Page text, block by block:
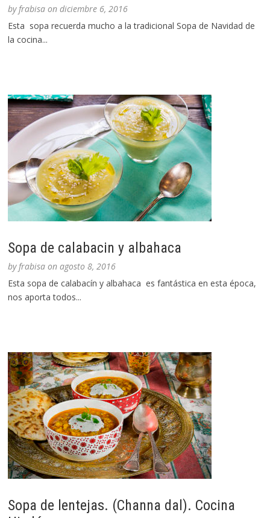
byfrabisa ondiciembre 6, 2016
Esta sopa recuerda mucho a la tradicional Sopa de Navidad de
la cocina...
Sopa de calabacin y albahaca
byfrabisa onagosto 8, 2016
Esta sopa de calabacín y albahaca es fantástica en esta época,
nos aporta todos...
Sopa de lentejas. (Channa dal). Cocina